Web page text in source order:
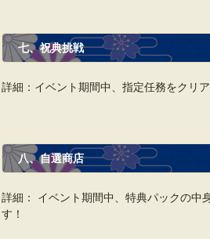
七、祝典挑戦
詳細：イベント期間中、指定任務をクリ
八、自選商店
詳細： イベント期間中、特典パックの中
す！